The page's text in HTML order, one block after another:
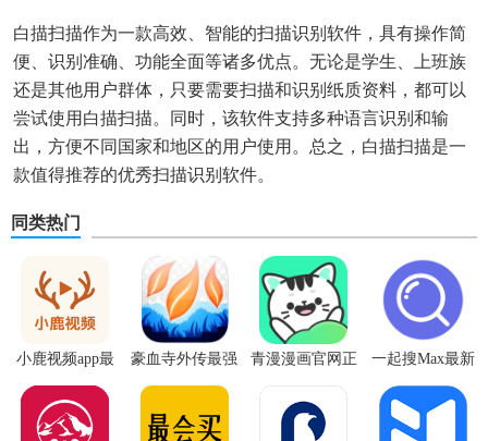
白描扫描作为一款高效、智能的扫描识别软件，具有操作简
便、识别准确、功能全面等诸多优点。无论是学生、上班族
还是其他用户群体，只要需要扫描和识别纸质资料，都可以
尝试使用白描扫描。同时，该软件支持多种语言识别和输
出，方便不同国家和地区的用户使用。总之，白描扫描是一
款值得推荐的优秀扫描识别软件。
同类热门
小鹿视频app最
新版
豪血寺外传最强
传说无限血版
青漫漫画官网正
一起搜Max最新
版